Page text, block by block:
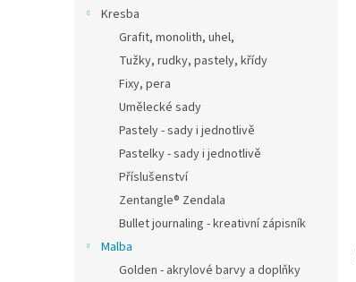
Kresba
Grafit, monolith, uhel,
Tužky, rudky, pastely, křídy
Fixy, pera
Umělecké sady
Pastely - sady i jednotlivě
Pastelky - sady i jednotlivě
Příslušenství
Zentangle® Zendala
Bullet journaling - kreativní zápisník
Malba
Golden - akrylové barvy a doplňky